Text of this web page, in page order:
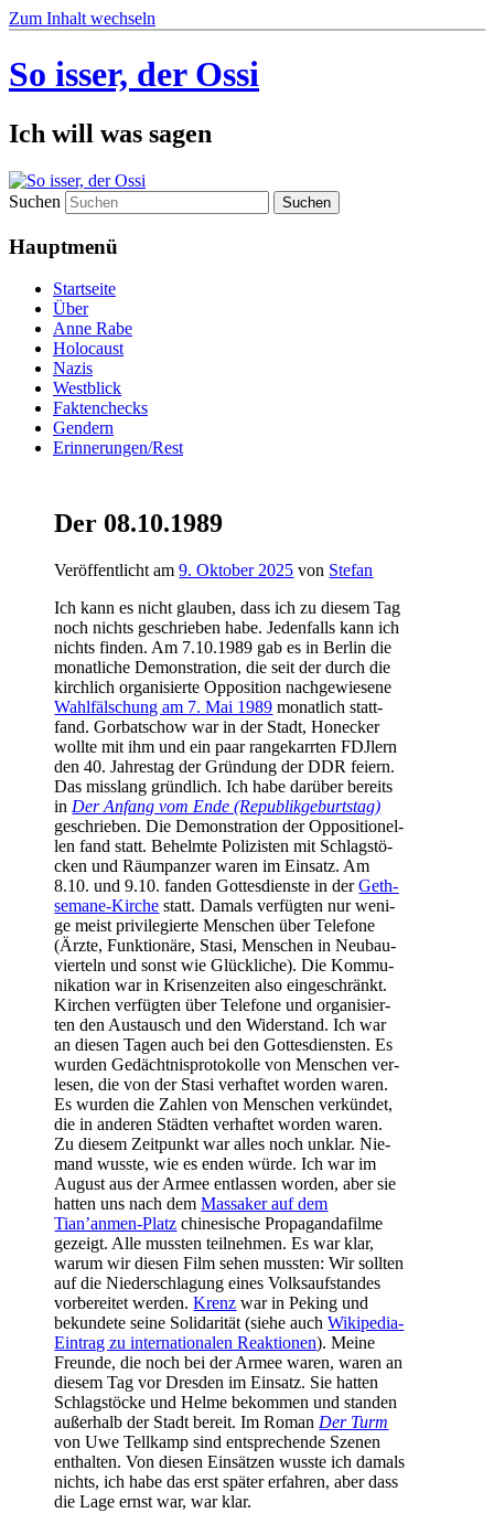
Zum Inhalt wechseln
So isser, der Ossi
Ich will was sagen
Suchen
Hauptmenü
Startseite
Über
Anne Rabe
Holocaust
Nazis
Westblick
Faktenchecks
Gendern
Erinnerungen/Rest
Der 08.10.1989
Veröffentlicht am9. Oktober 2025 von Stefan
Ich kann es nicht glau­ben, dass ich zu die­sem Tag
noch nichts geschrie­ben habe. Jeden­falls kann ich
nichts fin­den. Am 7.10.1989 gab es in Ber­lin die
monat­li­che Demons­tra­ti­on, die seit der durch die
kirch­lich orga­ni­sier­te Oppo­si­ti­on nach­ge­wie­se­ne
Wahl­fäl­schung am 7. Mai 1989 monat­lich statt­
fand. Gor­bat­schow war in der Stadt, Hon­ecker
woll­te mit ihm und ein paar ran­ge­karr­ten FDJ­lern
den 40. Jah­res­tag der Grün­dung der DDR fei­ern.
Das miss­lang gründ­lich. Ich habe dar­über bereits
in Der Anfang vom Ende (Repu­blik­ge­burts­tag)
geschrie­ben. Die Demons­tra­ti­on der Oppo­si­tio­nel­
len fand statt. Behelm­te Poli­zis­ten mit Schlag­stö­
cken und Räum­pan­zer waren im Ein­satz. Am
8.10. und 9.10. fan­den Got­tes­diens­te in derGeth­
se­ma­ne-Kir­che statt. Damals ver­füg­ten nur weni­
ge meist pri­vi­le­gier­te Men­schen über Tele­fo­ne
(Ärz­te, Funk­tio­nä­re, Sta­si, Men­schen in Neu­bau­
vier­teln und sonst wie Glück­li­che). Die Kom­mu­
ni­ka­ti­on war in Kri­sen­zei­ten also ein­ge­schränkt.
Kir­chen ver­füg­ten über Tele­fo­ne und orga­ni­sier­
ten den Aus­tausch und den Wider­stand. Ich war
an die­sen Tagen auch bei den Got­tes­diens­ten. Es
wur­den Gedächt­nis­pro­to­kol­le von Men­schen ver­
le­sen, die von der Sta­si ver­haf­tet wor­den waren.
Es wur­den die Zah­len von Men­schen ver­kün­det,
die in ande­ren Städ­ten ver­haf­tet wor­den waren.
Zu die­sem Zeit­punkt war alles noch unklar. Nie­
mand wuss­te, wie es enden wür­de. Ich war im
August aus der Armee ent­las­sen wor­den, aber sie
hat­ten uns nach demMas­sa­ker auf dem
Tian’anmen-Platz chi­ne­si­sche Pro­pa­gan­da­fil­me
gezeigt. Alle muss­ten teil­neh­men. Es war klar,
war­um wir die­sen Film sehen muss­ten: Wir soll­ten
auf die Nie­der­schla­gung eines Volks­auf­stan­des
vor­be­rei­tet wer­den.Krenz war in Peking und
bekun­de­te sei­ne Soli­da­ri­tät (sie­he auchWiki­pe­dia-
Ein­trag zu inter­na­tio­na­len Reak­tio­nen). Mei­ne
Freun­de, die noch bei der Armee waren, waren an
die­sem Tag vor Dres­den im Ein­satz. Sie hat­ten
Schlag­stö­cke und Hel­me bekom­men und stan­den
außer­halb der Stadt bereit. Im Roman Der Turm
von Uwe Tell­kamp sind ent­spre­chen­de Sze­nen
ent­hal­ten. Von die­sen Ein­sät­zen wuss­te ich damals
nichts, ich habe das erst spä­ter erfah­ren, aber dass
die Lage ernst war, war klar.